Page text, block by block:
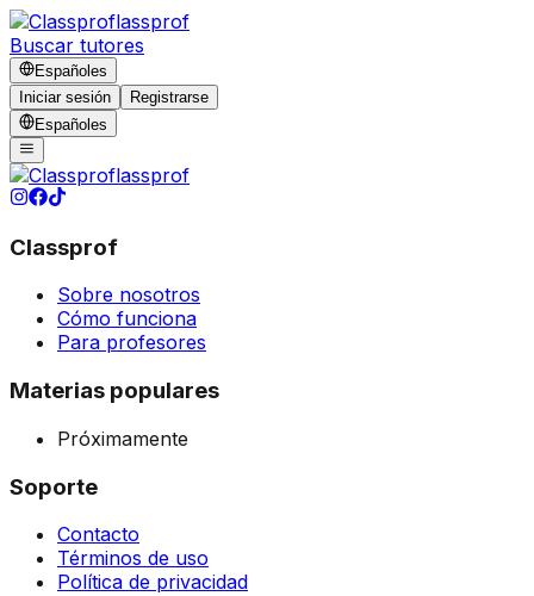
lassprof
Buscar tutores
Españoles
Iniciar sesión
Registrarse
Españoles
lassprof
Classprof
Sobre nosotros
Cómo funciona
Para profesores
Materias populares
Próximamente
Soporte
Contacto
Términos de uso
Política de privacidad